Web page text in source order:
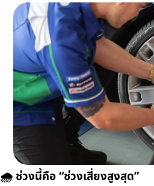
🌧️ ช่วงนี้คือ “ช่วงเสี่ยงสูงสุด”